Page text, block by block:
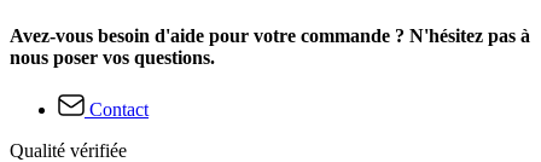
Avez-vous besoin d'aide pour votre commande ? N'hésitez pas à
nous poser vos questions.
Contact
Qualité vérifiée